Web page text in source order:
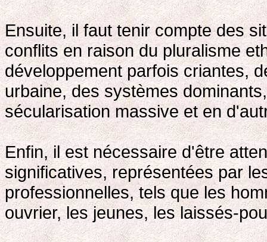
Ensuite, il faut tenir compte des
conflits en raison du pluralisme
développement parfois criantes,
urbaine, des systèmes
sécularisation massive et en
Enfin, il est nécessaire d'être
significatives, représentées par
professionnelles, tels que les
ouvrier, les jeunes, les laissés-